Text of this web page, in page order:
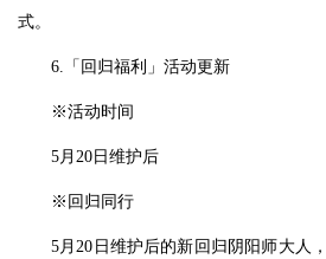
式。
6.「回归福利」活动更新
※活动时间
5月20日维护后
※回归同行
5月20日维护后的新回归阴阳师大人